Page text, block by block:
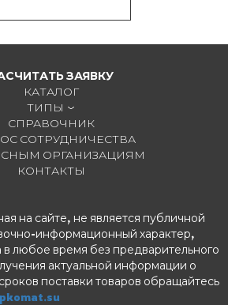
ЗАЯВКУ
КАТАЛОГ
ТИПЫ
СПРАВОЧНИК
СОТРУДНИЧЕСТВА
ОРГАНИЗАЦИЯМ
КОНТАКТЫ
на сайте, не является публичной
информационный характер,
любое время без предварительного
актуальной информации о
поставки товаров обращайтесь